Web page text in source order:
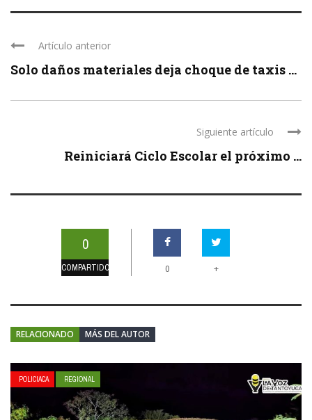
Artículo anterior
Solo daños materiales deja choque de taxis ...
Siguiente artículo
Reiniciará Ciclo Escolar el próximo ...
0
COMPARTIDOS 0 +
RELACIONADO MÁS DEL AUTOR
POLICIACA REGIONAL